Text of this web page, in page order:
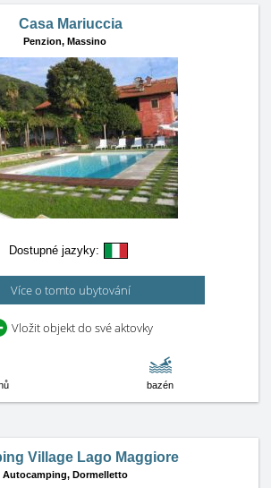
Casa Mariuccia
Penzion, Massino
Dostupné jazyky:
Více o tomto ubytování
Vložit objekt do své aktovky
bazén
Village Lago Maggiore
Autocamping, Dormelletto